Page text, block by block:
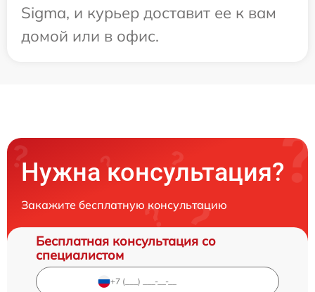
Sigma, и курьер доставит ее к вам
домой или в офис.
Нужна консультация?
Закажите бесплатную консультацию
Бесплатная консультация со
специалистом